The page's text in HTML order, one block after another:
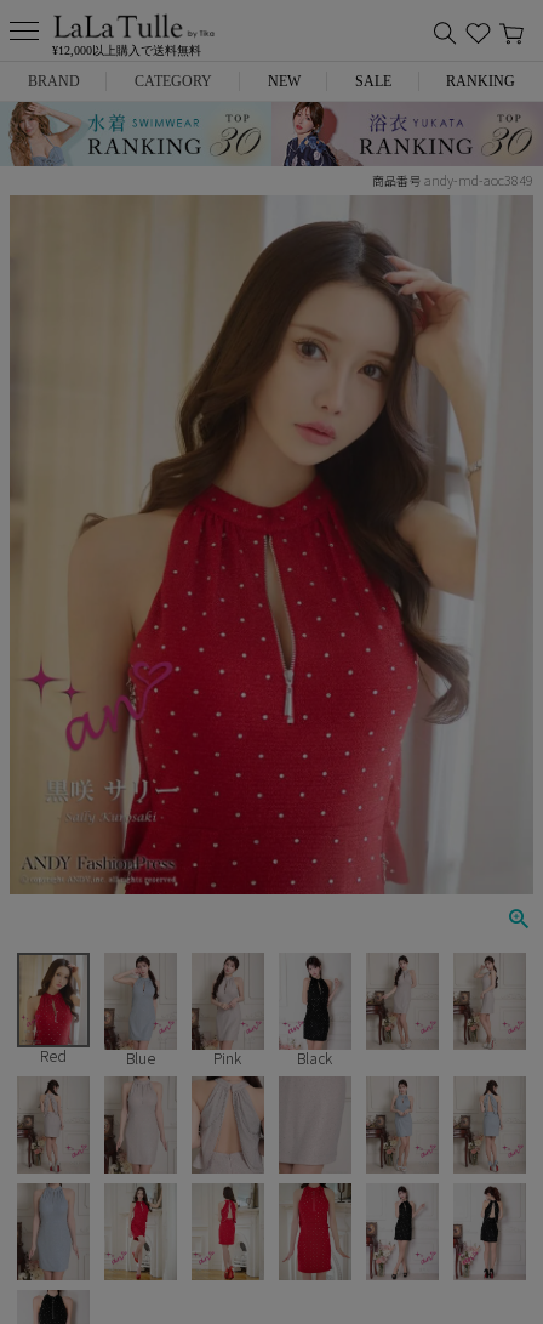
¥12,000以上購入で送料無料
BRAND
Anella
Andy
GLAMOROUS
JENNNY
COMEX
Rechercher
Pleaser
CATEGORY
ミニドレス
水着
NEW SALE RANKING
商品番号 andy-md-aoc3849
Red Blue Pink Black